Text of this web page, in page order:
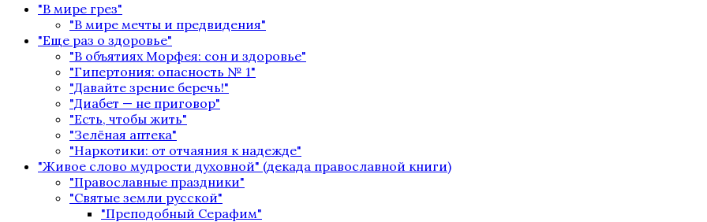
"В мире грез"
"В мире мечты и предвидения"
"Еще раз о здоровье"
"В объятиях Морфея: сон и здоровье"
"Гипертония: опасность № 1"
"Давайте зрение беречь!"
"Диабет — не приговор"
"Есть, чтобы жить"
"Зелёная аптека"
"Наркотики: от отчаяния к надежде"
"Живое слово мудрости духовной" (декада православной книги)
"Православные праздники"
"Святые земли русской"
"Преподобный Серафим"